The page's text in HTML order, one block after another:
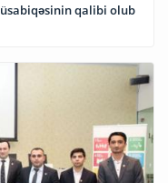
qalibi olub